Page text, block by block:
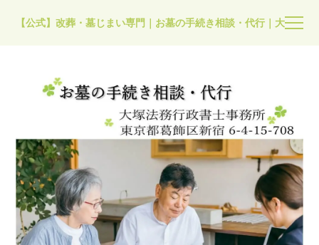
【公式】改葬・墓じまい専門｜お墓の手続き相談・代行｜大塚法